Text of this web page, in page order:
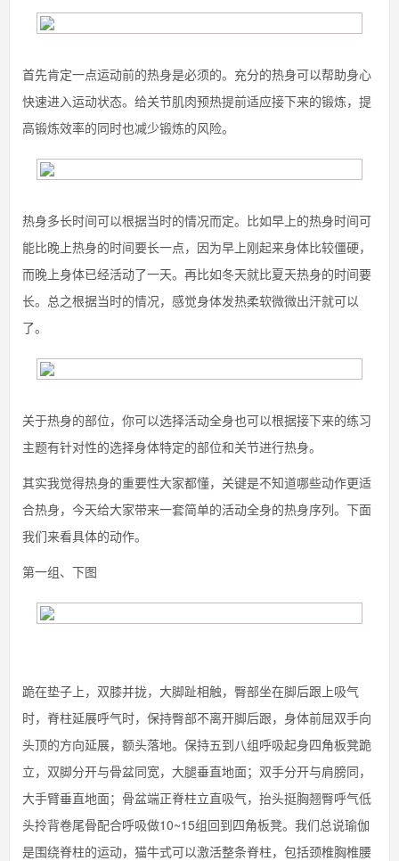
首先肯定一点运动前的热身是必须的。充分的热身可以帮助身心
快速进入运动状态。给关节肌肉预热提前适应接下来的锻炼，提
高锻炼效率的同时也减少锻炼的风险。
热身多长时间可以根据当时的情况而定。比如早上的热身时间可
能比晚上热身的时间要长一点，因为早上刚起来身体比较僵硬，
而晚上身体已经活动了一天。再比如冬天就比夏天热身的时间要
长。总之根据当时的情况，感觉身体发热柔软微微出汗就可以
了。
关于热身的部位，你可以选择活动全身也可以根据接下来的练习
主题有针对性的选择身体特定的部位和关节进行热身。
其实我觉得热身的重要性大家都懂，关键是不知道哪些动作更适
合热身，今天给大家带来一套简单的活动全身的热身序列。下面
我们来看具体的动作。
第一组、下图
跪在垫子上，双膝并拢，大脚趾相触，臀部坐在脚后跟上吸气
时，脊柱延展呼气时，保持臀部不离开脚后跟，身体前屈双手向
头顶的方向延展，额头落地。保持五到八组呼吸起身四角板凳跪
立，双脚分开与骨盆同宽，大腿垂直地面；双手分开与肩膀同，
大手臂垂直地面；骨盆端正脊柱立直吸气，抬头挺胸翘臀呼气低
头拎背卷尾骨配合呼吸做10~15组回到四角板凳。我们总说瑜伽
是围绕脊柱的运动，猫牛式可以激活整条脊柱，包括颈椎胸椎腰